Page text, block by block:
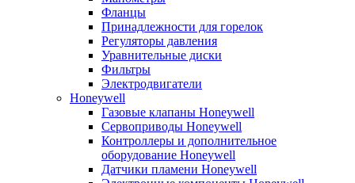
Фланцы
Принадлежности для горелок
Регуляторы давления
Уравнительные диски
Фильтры
Электродвигатели
Honeywell
Газовые клапаны Honeywell
Сервоприводы Honeywell
Контроллеры и дополнительное
оборудование Honeywell
Датчики пламени Honeywell